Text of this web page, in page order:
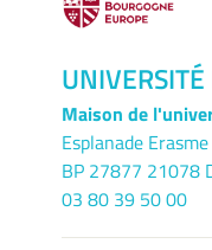
Maison de
Esplanade Erasme
BP 27877 21078
03 80 39 50 00